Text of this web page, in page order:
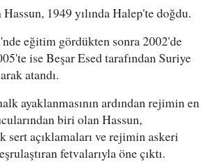
1949 yılında Halep'te doğdu.
eğitim gördükten sonra 2002'de
ise Beşar Esed tarafından Suriye
atandı.
ayaklanmasının ardından rejimin en
biri olan Hassun,
açıklamaları ve rejimin askeri
fetvalarıyla öne çıktı.